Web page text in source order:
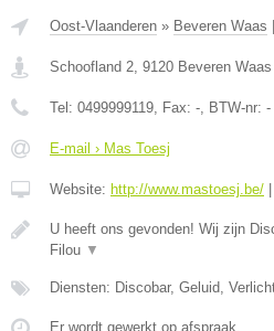
Oost-Vlaanderen » Beveren Waas
Schoofland 2 9120 Beveren Waas
Tel: 0499999119 , Fax: - , BTW-nr: -
E-mail › Mas Toesj
Website: http://www.mastoesj.be/
U heeft ons gevonden! Wij zijn
Filou ▼
Diensten: Discobar, Geluid,
Er wordt gewerkt op afspraak.